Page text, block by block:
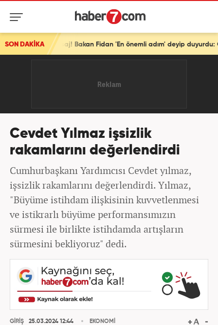
SON DAKİKA Türkiye'den tarihi mesaj! Bakan Fidan 'En önemli adım' deyip duyurdu: Osmanlı'dan beri...
Cevdet Yılmaz işsizlik
rakamlarını değerlendirdi
Cumhurbaşkanı Yardımcısı Cevdet yılmaz,
işsizlik rakamlarını değerlendirdi. Yılmaz,
"Büyüme istihdam ilişkisinin kuvvetlenmesi
ve istikrarlı büyüme performansımızın
sürmesi ile birlikte istihdamda artışların
sürmesini bekliyoruz" dedi.
GİRİŞ
25.03.2024 12:44
EKONOMİ